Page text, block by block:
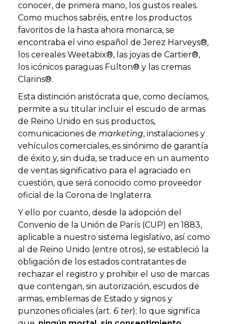
conocer, de primera mano, los gustos reales.
Como muchos sabréis, entre los productos
favoritos de la hasta ahora monarca, se
encontraba el vino español de Jerez Harveys®,
los cereales Weetabix®, las joyas de Cartier®,
los icónicos paraguas Fulton® y las cremas
Clarins®.
Esta distinción aristócrata que, como decíamos,
permite a su titular incluir el escudo de armas
de Reino Unido en sus productos,
comunicaciones de marketing, instalaciones y
vehículos comerciales, es sinónimo de garantía
de éxito y, sin duda, se traduce en un aumento
de ventas significativo para el agraciado en
cuestión, que será conocido como proveedor
oficial de la Corona de Inglaterra.
Y ello por cuanto, desde la adopción del
Convenio de la Unión de París (CUP) en 1883,
aplicable a nuestro sistema legislativo, así como
al de Reino Unido (entre otros), se estableció la
obligación de los estados contratantes de
rechazar el registro y prohibir el uso de marcas
que contengan, sin autorización, escudos de
armas, emblemas de Estado y signos y
punzones oficiales (art. 6 ter); lo que significa